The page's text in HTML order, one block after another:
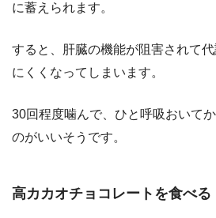
に蓄えられます。
すると、肝臓の機能が阻害されて
にくくなってしまいます。
30回程度噛んで、ひと呼吸おいて
のがいいそうです。
高カカオチョコレートを食べる